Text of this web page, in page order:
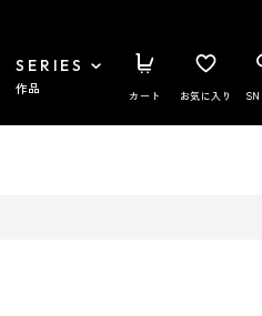
SERIES
作品 カート お気に入り